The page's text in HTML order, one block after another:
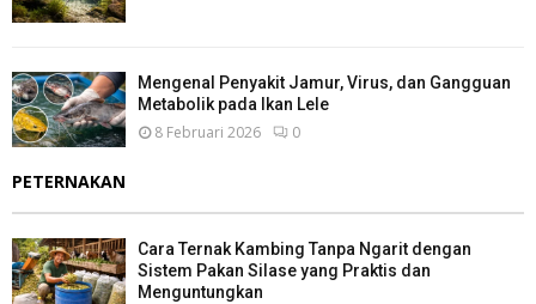
Mengenal Penyakit Jamur, Virus, dan Gangguan
Metabolik pada Ikan Lele
8 Februari 2026 0
PETERNAKAN
Cara Ternak Kambing Tanpa Ngarit dengan
Sistem Pakan Silase yang Praktis dan
Menguntungkan